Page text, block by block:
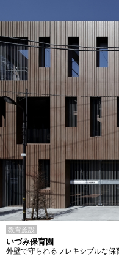
教育施設
いづみ保育園
外壁で守られるフレキシブルな保